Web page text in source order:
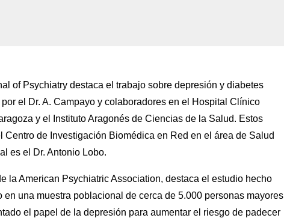
of Psychiatry destaca el trabajo sobre depresión y diabetes
el Dr. A. Campayo y colaboradores en el Hospital Clínico
y el Instituto Aragonés de Ciencias de la Salud. Estos
de Investigación Biomédica en Red en el área de Salud
es el Dr. Antonio Lobo.
la American Psychiatric Association, destaca el estudio hecho
una muestra poblacional de cerca de 5.000 personas
el papel de la depresión para aumentar el riesgo de padecer